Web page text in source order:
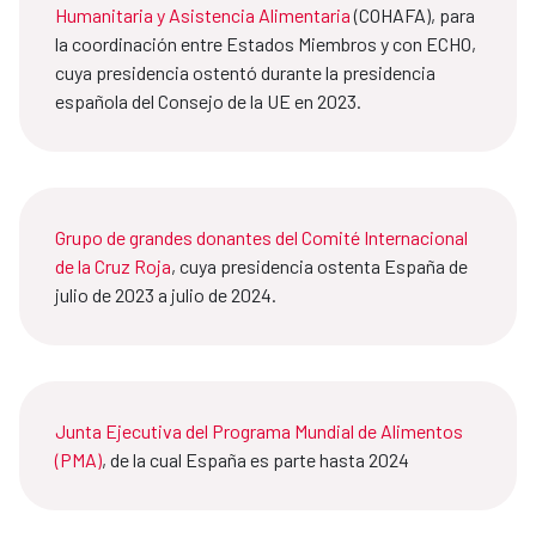
Humanitaria y Asistencia Alimentaria(COHAFA), para
la coordinación entre Estados Miembros y con ECHO,
cuya presidencia ostentó durante la presidencia
española del Consejo de la UE en 2023.
Grupo de grandes donantes del Comité Internacional
de la Cruz Roja, cuya presidencia ostenta España de
julio de 2023 a julio de 2024.
Junta Ejecutiva del Programa Mundial de Alimentos
(PMA), de la cual España es parte hasta 2024